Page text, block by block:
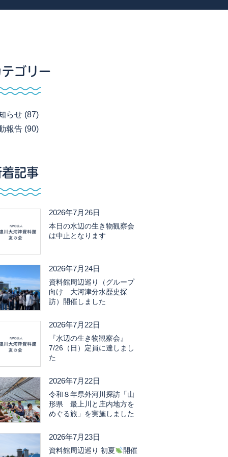
ゴリー
らせ (87)
報告 (90)
記事
2026年7月26日
本日の水辺の生き物観察会
は中止となります
2026年7月24日
資料館周辺巡り（グループ
向け 大河津分水歴史探
訪）開催しました
2026年7月22日
『水辺の生き物観察会』
7/26（日）定員に達しまし
た
2026年7月22日
令和８年県外河川探訪「山
形県 最上川と庄内地方を
めぐる旅」を実施しました
2026年7月23日
資料館周辺巡り 初夏
開催